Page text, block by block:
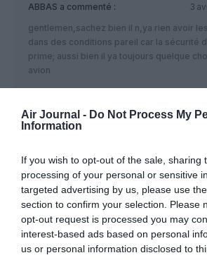
Air Journal - Do Not Process My
Information
If you wish to opt-out of the sale, sharing
processing of your personal or sensitive
targeted advertising by us, please use
section to confirm your selection. Please
opt-out request is processed you may
interest-based ads based on personal
us or personal information disclosed to
ABBAS a commenté :
3
gentlemen,sachez bien il n,ya rien avoir
dans des conditions pareil car la sécurité
prime; aussi bien il ya toujours quelque
avion
FAIRE UN DON
Appel aux lecteurs